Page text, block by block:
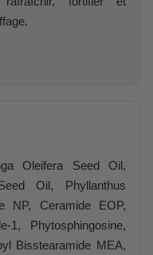
Oleifera Seed Oil,
Oil, Phyllanthus
NP, Ceramide EOP,
1, Phytosphingosine,
Bisstearamide MEA,